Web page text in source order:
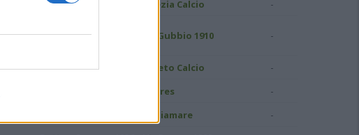
US Grosseto 1912 Spezia Calcio -
AS Gubbio 1910 -
Latina Calcio Pineto Calcio -
Torres -
Ostiamare -